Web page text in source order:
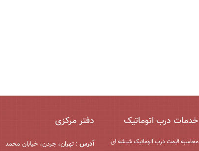
خدمات درب اتوماتیک
محاسبه قیمت درب اتوماتیک شیشه ‌ای
دفتر مرکزی
آدرس : تهران، جردن، خیابان محمد